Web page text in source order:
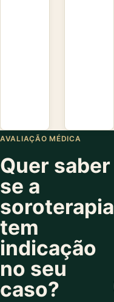
AVALIAÇÃO MÉDICA
Quer saber
se a
soroterapia
tem
indicação
no seu
caso?